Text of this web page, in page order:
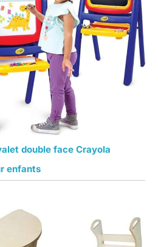
double face Crayola
enfants